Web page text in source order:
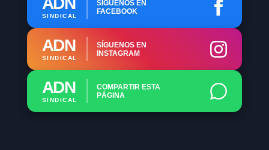
SINDICAL
SÍGUENOS EN
FACEBOOK
ADN
SINDICAL
SÍGUENOS EN
INSTAGRAM
ADN
SINDICAL
COMPARTIR ESTA
PÁGINA